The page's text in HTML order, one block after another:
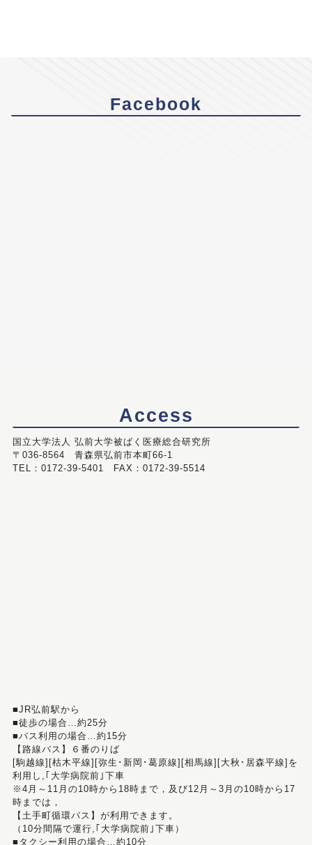
Facebook
Access
国立大学法人 弘前大学被ばく医療総合研究所
〒036-8564 青森県弘前市本町66-1
TEL：0172-39-5401 FAX：0172-39-5514
■JR弘前駅から
■徒歩の場合…約25分
■バス利用の場合…約15分
【路線バス】６番のりば
[駒越線][枯木平線][弥生･新岡･葛原線][相馬線][大秋･居森平線]を
利用し,｢大学病院前｣下車
※4月～11月の10時から18時まで，及び12月～3月の10時から17
時までは，
【土手町循環バス】が利用できます。
（10分間隔で運行,｢大学病院前｣下車）
■タクシー利用の場合…約10分